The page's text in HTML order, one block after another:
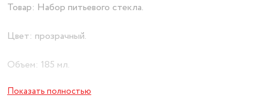
Товар: Набор питьевого стекла.
Цвет: прозрачный.
Объем: 185 мл.
Стакан Pasabahce "Sylvana" изготовлен из силикатного
Показать полностью